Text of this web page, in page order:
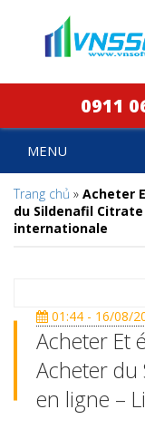
0911
MENU
Trang chủ » Acheter
du Sildenafil
internationale
01:44 - 16/08/
Acheter Et
Acheter du
en ligne –